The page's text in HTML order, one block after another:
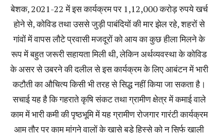
बेशक‚ 2021-22 में इस कार्यक्रम पर 1,12,000 करोड़ रुपये खर्च
होने से‚ कोविड तथा उससे जुड़ी पाबंदियों की मार झेल रहे‚ शहरों से
गांवों में वापस लौटे प्रवासी मजदूरों को आय का कुछ हीला मिलने के
रूप में बहुत जरूरी सहायता मिली थी‚ लेकिन अर्थव्यवस्था के कोविड
के असर से उबरने की दलील से इस कार्यक्रम के लिए आबंटन में भारी
कटौती का औचित्य किसी भी तरह से सिद्ध नहीं किया जा सकता है।
सचाई यह है कि गहराते कृषि संकट तथा ग्रामीण क्षेत्र में कमाई वाले
काम में भारी कमी की पृष्ठभूमि में यह ग्रामीण रोजगार गारंटी कार्यक्रम
आम तौर पर काम मांगने वालों के खासे बड़े हिस्से को न सिर्फ खाली